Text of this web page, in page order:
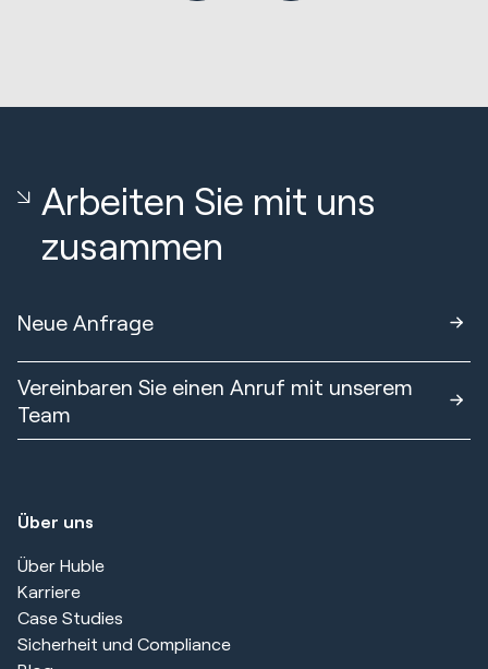
Arbeiten Sie mit uns
zusammen
Neue Anfrage
Vereinbaren Sie einen Anruf mit unserem
Team
Über uns
Über Huble
Karriere
Case Studies
Sicherheit und Compliance